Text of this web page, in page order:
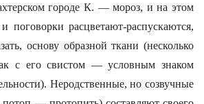
городе К. — мороз, и на этом
поговорки расцветают-распускаются,
основу образной ткани (несколько
с его свистом — условным знаком
Неродственные, но созвучные